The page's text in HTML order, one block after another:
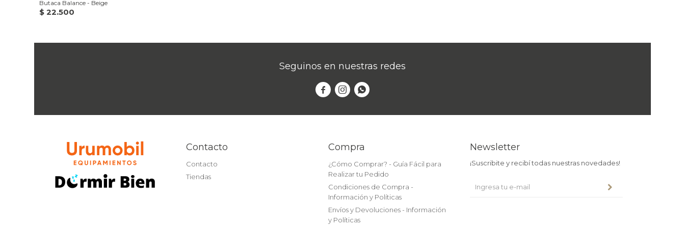
Butaca Balance - Beige
$ 22.500
Seguinos en nuestras redes
  
Contacto
Contacto
Tiendas
Compra
¿Cómo Comprar? - Guía Fácil para
Realizar tu Pedido
Condiciones de Compra -
Información y Políticas
Envíos y Devoluciones - Información
y Políticas
Newsletter
¡Suscribite y recibí todas nuestras novedades!